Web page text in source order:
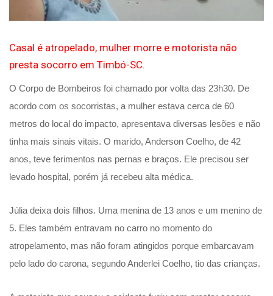
Casal é atropelado, mulher morre e motorista não
presta socorro em Timbó-SC.
O Corpo de Bombeiros foi chamado por volta das 23h30. De
acordo com os socorristas, a mulher estava cerca de 60
metros do local do impacto, apresentava diversas lesões e não
tinha mais sinais vitais. O marido, Anderson Coelho, de 42
anos, teve ferimentos nas pernas e braços. Ele precisou ser
levado hospital, porém já recebeu alta médica.
Júlia deixa dois filhos. Uma menina de 13 anos e um menino de
5. Eles também entravam no carro no momento do
atropelamento, mas não foram atingidos porque embarcavam
pelo lado do carona, segundo Anderlei Coelho, tio das crianças.